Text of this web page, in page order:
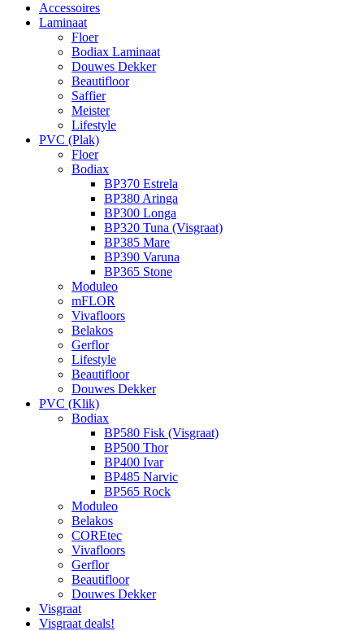
Accessoires
Laminaat
Floer
Bodiax Laminaat
Douwes Dekker
Beautifloor
Saffier
Meister
Lifestyle
PVC (Plak)
Floer
Bodiax
BP370 Estrela
BP380 Aringa
BP300 Longa
BP320 Tuna (Visgraat)
BP385 Mare
BP390 Varuna
BP365 Stone
Moduleo
mFLOR
Vivafloors
Belakos
Gerflor
Lifestyle
Beautifloor
Douwes Dekker
PVC (Klik)
Bodiax
BP580 Fisk (Visgraat)
BP500 Thor
BP400 Ivar
BP485 Narvic
BP565 Rock
Moduleo
Belakos
COREtec
Vivafloors
Gerflor
Beautifloor
Douwes Dekker
Visgraat
Visgraat deals!